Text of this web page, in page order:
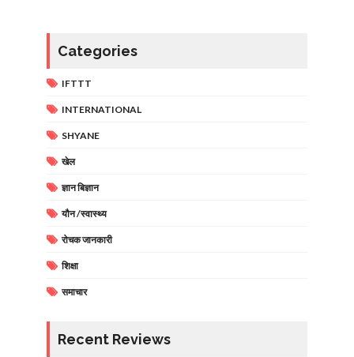
Categories
IFTTT
INTERNATIONAL
SHYANE
खेल
ज्ञान बिज्ञान
यौन /स्वास्थ्य
रोचक जानकारी
शिक्षा
समाचार
Recent Reviews